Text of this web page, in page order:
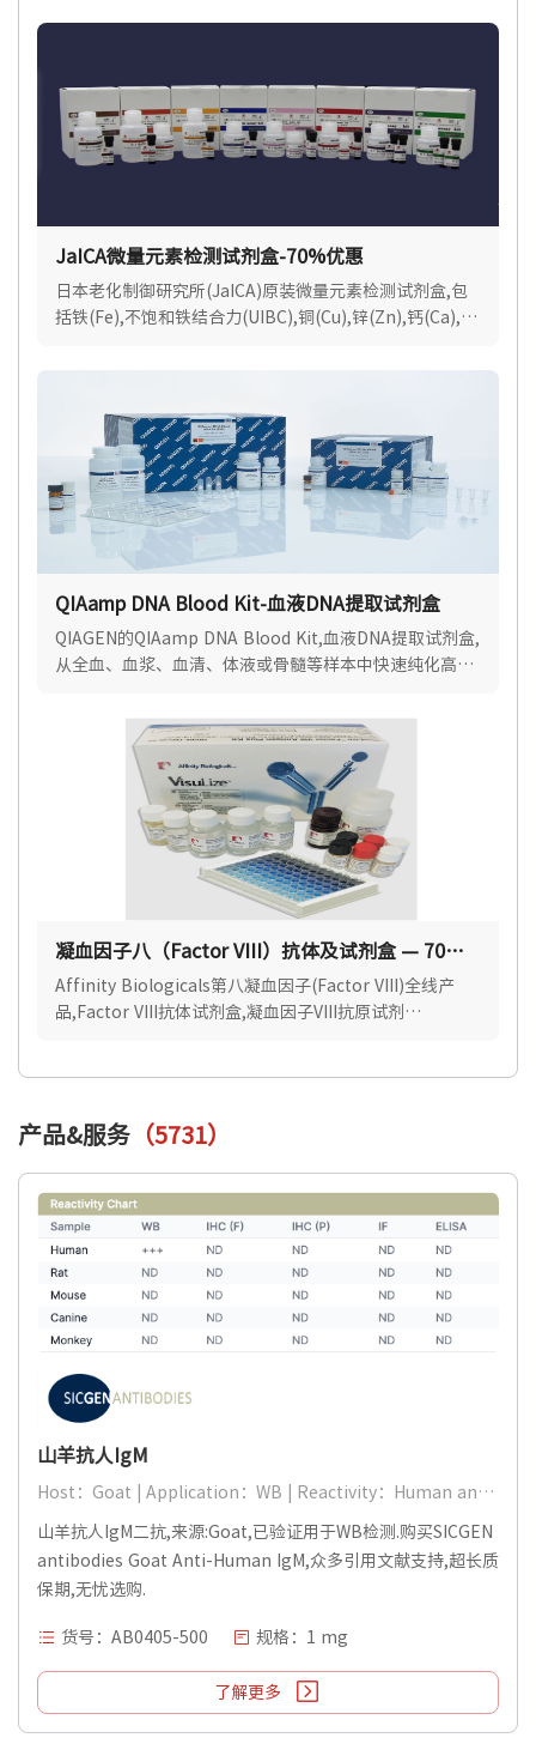
果.
JaICA微量元素检测试剂盒-70%优惠
日本老化制御研究所(JaICA)原装微量元素检测试剂盒,包
括铁(Fe),不饱和铁结合力(UIBC),铜(Cu),锌(Zn),钙(Ca),镁
QIAamp DNA Blood Kit-血液DNA提取试剂盒
QIAGEN的QIAamp DNA Blood Kit,血液DNA提取试剂盒,
从全血、血浆、血清、体液或骨髓等样本中快速纯化高质
凝血因子八（Factor VIII）抗体及试剂盒 — 70%
优惠中
Affinity Biologicals第八凝血因子(Factor VIII)全线产
品,Factor VIII抗体试剂盒,凝血因子VIII抗原试剂
产品&服务 （5731）
山羊抗人IgM
Host：Goat | Application：WB | Reactivity：Human and others
山羊抗人IgM二抗,来源:Goat,已验证用于WB检测.购买SICGEN
antibodies Goat Anti-Human IgM,众多引用文献支持,超长质
保期,无忧选购.
货号：AB0405-500 规格：1 mg
了解更多